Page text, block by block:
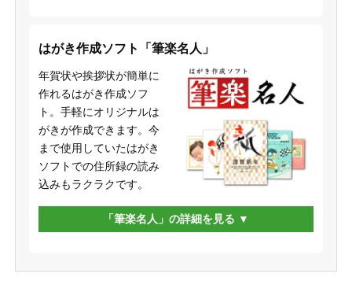
はがき作成ソフト「筆楽名人」
年賀状や挨拶状が簡単に
作れるはがき作成ソフ
ト。手軽にオリジナルは
がきが作成できます。今
まで使用していたはがき
ソフトでの住所録の読み
込みもラクラクです。
「筆楽名人」の詳細を見る